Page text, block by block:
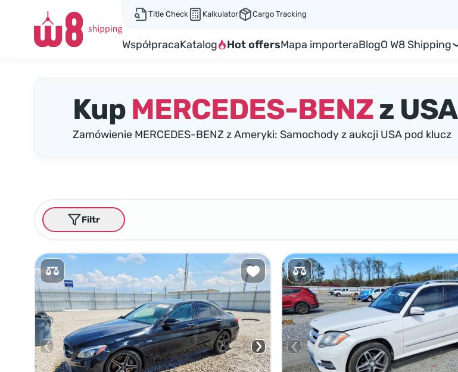
Title Check Kalkulator Cargo Tracking
WspółpracaKatalog Hot offersMapa importeraBlogO W8 Shipping
Kup MERCEDES-BENZz USA
Zamówienie MERCEDES-BENZ z Ameryki: Samochody z aukcji USA pod klucz
Filtr